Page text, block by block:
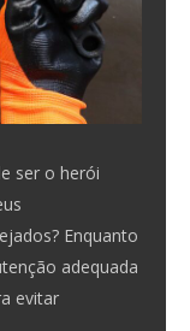
ser o herói
Enquanto
adequada
evitar